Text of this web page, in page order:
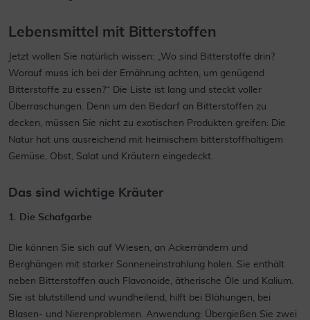
Lebensmittel mit Bitterstoffen
Jetzt wollen Sie natürlich wissen: „Wo sind Bitterstoffe drin?
Worauf muss ich bei der Ernährung achten, um genügend
Bitterstoffe zu essen?“ Die Liste ist lang und steckt voller
Überraschungen. Denn um den Bedarf an Bitterstoffen zu
decken, müssen Sie nicht zu exotischen Produkten greifen: Die
Natur hat uns ausreichend mit heimischem bitterstoffhaltigem
Gemüse, Obst, Salat und Kräutern eingedeckt.
Das sind wichtige Kräuter
1. Die Schafgarbe
Die können Sie sich auf Wiesen, an Ackerrändern und
Berghängen mit starker Sonneneinstrahlung holen. Sie enthält
neben Bitterstoffen auch Flavonoide, ätherische Öle und Kalium.
Sie ist blutstillend und wundheilend, hilft bei Blähungen, bei
Blasen- und Nierenproblemen. Anwendung: Übergießen Sie zwei